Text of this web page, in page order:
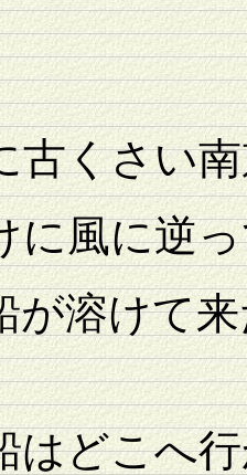
さい南京
に逆っ
て来た
こへ行か